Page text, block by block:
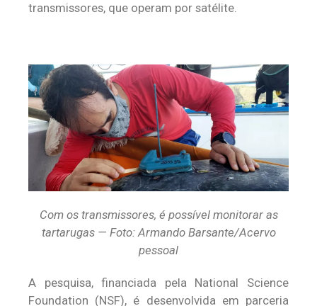
transmissores, que operam por satélite.
Com os transmissores, é possível monitorar as
tartarugas — Foto: Armando Barsante/Acervo
pessoal
A pesquisa, financiada pela National Science
Foundation (NSF), é desenvolvida em parceria